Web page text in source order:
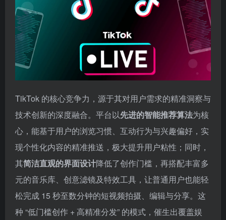
TikTok 的核心竞争力，源于其对用户需求的精准洞察与
技术创新的深度融合。平台以先进的智能推荐算法为核
心，能基于用户的浏览习惯、互动行为与兴趣偏好，实
现个性化内容的精准推送，极大提升用户粘性；同时，
其简洁直观的界面设计降低了创作门槛，再搭配丰富多
元的音乐库、创意滤镜及特效工具，让普通用户也能轻
松完成 15 秒至数分钟的短视频拍摄、编辑与分享。这
种 “低门槛创作 + 高精准分发” 的模式，催生出覆盖娱